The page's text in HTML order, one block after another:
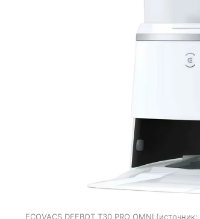
ECOVACS DEEBOT T30 PRO OMNI источник: